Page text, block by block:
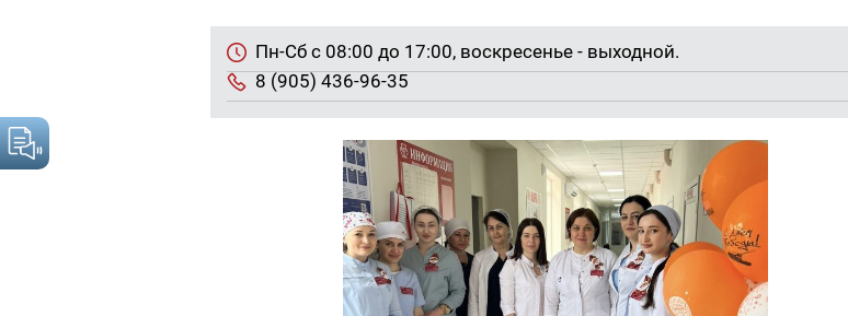
Пн-Сб с 08:00 до 17:00, вос­кре­се­нье - вы­ход­ной.
8 (905) 436-96-35